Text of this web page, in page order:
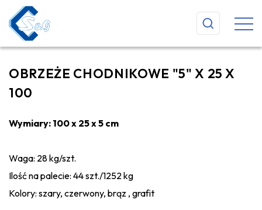
OBRZEŻE CHODNIKOWE "5" X 25 X
100
Wymiary: 100 x 25 x 5 cm
Waga: 28 kg/szt.
Ilość na palecie: 44 szt./1252 kg
Kolory: szary, czerwony, brąz , grafit